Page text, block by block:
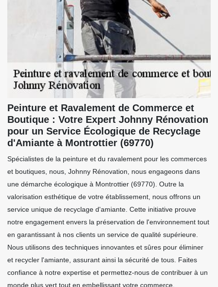
Peinture et Ravalement de Commerce et
Boutique : Votre Expert Johnny Rénovation
pour un Service Écologique de Recyclage
d'Amiante à Montrottier (69770)
Spécialistes de la peinture et du ravalement pour les commerces
et boutiques, nous, Johnny Rénovation, nous engageons dans
une démarche écologique à Montrottier (69770). Outre la
valorisation esthétique de votre établissement, nous offrons un
service unique de recyclage d'amiante. Cette initiative prouve
notre engagement envers la préservation de l'environnement tout
en garantissant à nos clients un service de qualité supérieure.
Nous utilisons des techniques innovantes et sûres pour éliminer
et recycler l'amiante, assurant ainsi la sécurité de tous. Faites
confiance à notre expertise et permettez-nous de contribuer à un
monde plus vert tout en embellissant votre commerce.